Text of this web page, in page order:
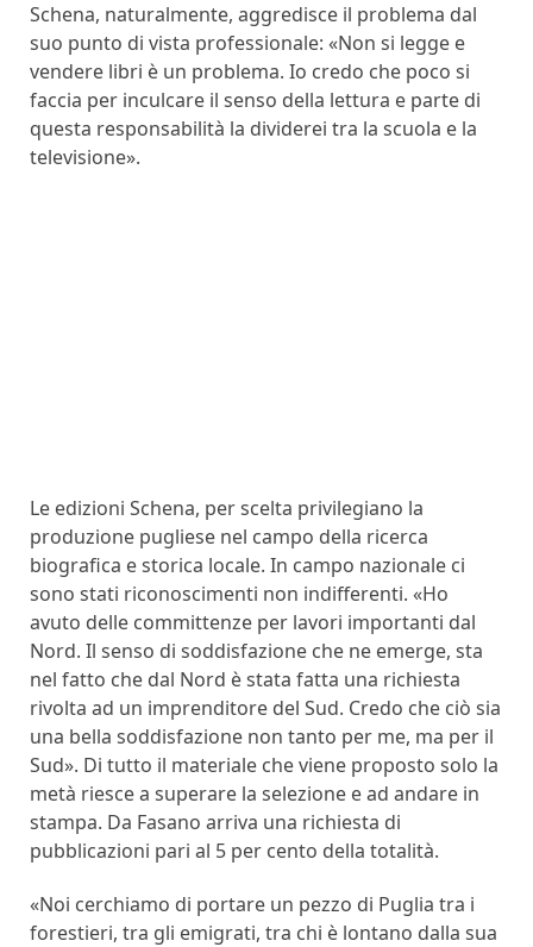
Schena, naturalmente, aggredisce il problema dal
suo punto di vista professionale: «Non si legge e
vendere libri è un problema. Io credo che poco si
faccia per inculcare il senso della lettura e parte di
questa responsabilità la dividerei tra la scuola e la
televisione».
Le edizioni Schena, per scelta privilegiano la
produzione pugliese nel campo della ricerca
biografica e storica locale. In campo nazionale ci
sono stati riconoscimenti non indifferenti. «Ho
avuto delle committenze per lavori importanti dal
Nord. Il senso di soddisfazione che ne emerge, sta
nel fatto che dal Nord è stata fatta una richiesta
rivolta ad un imprenditore del Sud. Credo che ciò sia
una bella soddisfazione non tanto per me, ma per il
Sud». Di tutto il materiale che viene proposto solo la
metà riesce a superare la selezione e ad andare in
stampa. Da Fasano arriva una richiesta di
pubblicazioni pari al 5 per cento della totalità.
«Noi cerchiamo di portare un pezzo di Puglia tra i
forestieri, tra gli emigrati, tra chi è lontano dalla sua